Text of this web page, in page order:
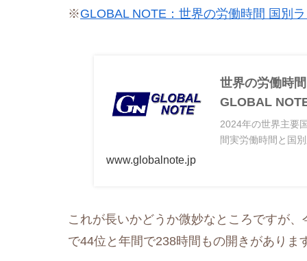
※GLOBAL NOTE：世界の労働時間 国別
世界の労働時
GLOBAL
2024年の世界主要
間実労働時間と国
www.globalnote.jp
これが長いかどうか微妙なところですが
で44位と年間で238時間もの開きがあり